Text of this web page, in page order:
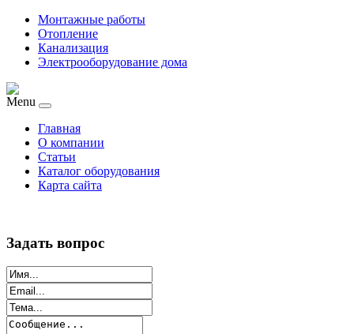
Монтажные работы
Отопление
Канализация
Электрооборудование дома
Menu
Главная
О компании
Статьи
Каталог оборудования
Карта сайта
Задать вопрос